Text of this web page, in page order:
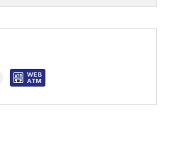
課程採4人開班，8人滿班
不佳無法如期舉行，POA將視
⚠️ 報名完成後，如因天候因素
項，恕不退費，請參閱【報名